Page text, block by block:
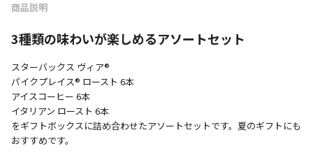
商品説明
3種類の味わいが楽しめるアソートセット
スターバックス ヴィア®
パイクプレイス® ロースト 6本
アイスコーヒー 6本
イタリアン ロースト 6本
をギフトボックスに詰め合わせたアソートセットです。夏のギフトにも
おすすめです。